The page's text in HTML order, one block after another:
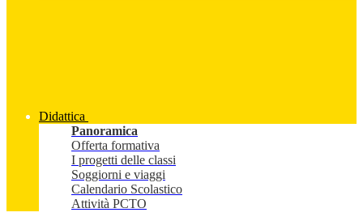
Didattica
Panoramica
Offerta formativa
I progetti delle classi
Soggiorni e viaggi
Calendario Scolastico
Attività PCTO